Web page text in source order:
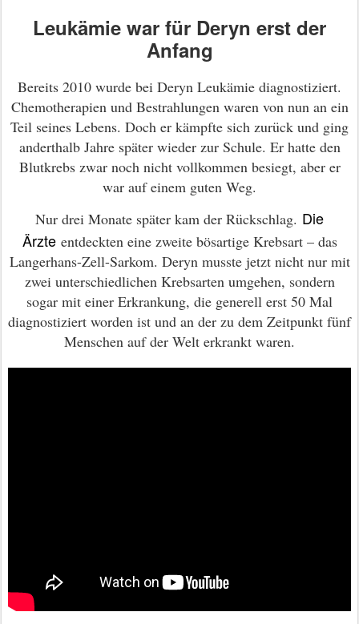
Leukämie war für Deryn erst der
Anfang
Bereits 2010 wurde bei Deryn Leukämie diagnostiziert.
Chemotherapien und Bestrahlungen waren von nun an ein
Teil seines Lebens. Doch er kämpfte sich zurück und ging
anderthalb Jahre später wieder zur Schule. Er hatte den
Blutkrebs zwar noch nicht vollkommen besiegt, aber er
war auf einem guten Weg.
Nur drei Monate später kam der Rückschlag. Die
Ärzteentdeckten eine zweite bösartige Krebsart – das
Langerhans-Zell-Sarkom. Deryn musste jetzt nicht nur mit
zwei unterschiedlichen Krebsarten umgehen, sondern
sogar mit einer Erkrankung, die generell erst 50 Mal
diagnostiziert worden ist und an der zu dem Zeitpunkt fünf
Menschen auf der Welt erkrankt waren.